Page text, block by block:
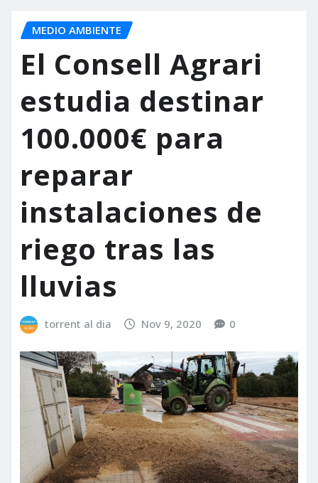
MEDIO AMBIENTE
El Consell Agrari
estudia destinar
100.000€ para
reparar
instalaciones de
riego tras las
lluvias
torrent al dia Nov 9, 2020 0